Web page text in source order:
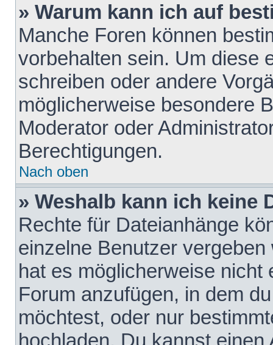
» Warum kann ich auf
Manche Foren können
vorbehalten sein. Um diese
schreiben oder andere
möglicherweise besondere
Moderator oder
Berechtigungen.
Nach oben
» Weshalb kann ich keine
Rechte für Dateianhänge
einzelne Benutzer
hat es möglicherweise nicht
Forum anzufügen, in dem
möchtest, oder nur
hochladen. Du kannst